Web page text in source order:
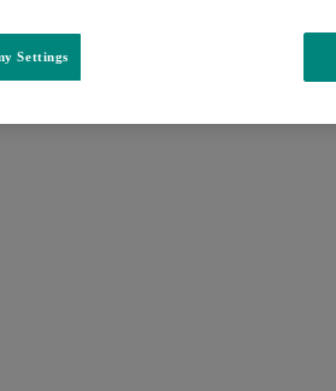
Settings